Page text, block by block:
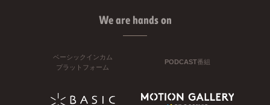
We are hands on
ベーシックインカム
プラットフォーム
PODCAST番組